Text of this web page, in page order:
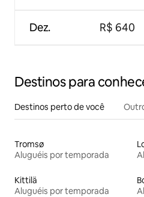
Dez. R$ 640
Destinos para
Destinos perto de você
Tromsø
Aluguéis por temporada
Kittilä
Aluguéis por temporada